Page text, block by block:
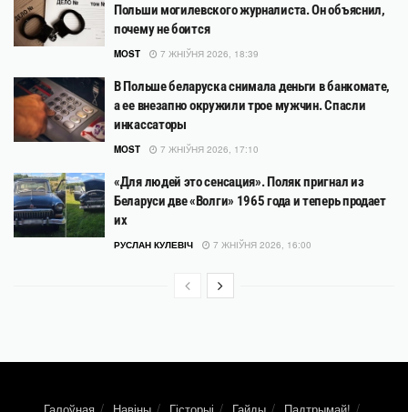
Польши могилевского журналиста. Он объяснил,
почему не боится
MOST 7 ЖНІЎНЯ 2026, 18:39
В Польше беларуска снимала деньги в банкомате,
а ее внезапно окружили трое мужчин. Спасли
инкассаторы
MOST 7 ЖНІЎНЯ 2026, 17:10
«Для людей это сенсация». Поляк пригнал из
Беларуси две «Волги» 1965 года и теперь продает
их
РУСЛАН КУЛЕВІЧ 7 ЖНІЎНЯ 2026, 16:00